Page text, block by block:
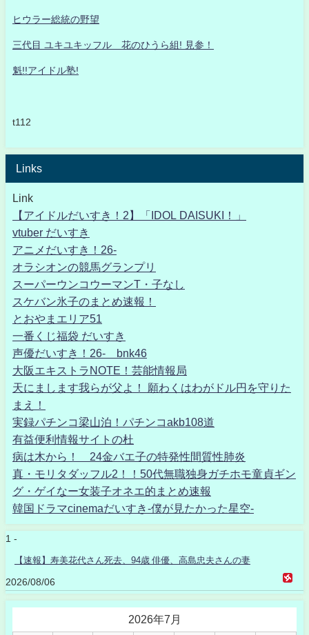
ヒウラー総統の野望
三代目 ユキユキッフル 花のひうら組! 見参！
魁!!アイドル塾!
t112
Links
Link
【アイドルだいすき！2】「IDOL DAISUKI！」
vtuber だいすき
アニメだいすき！26-
オラシオンの競馬グランプリ
スーパーウンコウーマンT・子なし
スケバン氷子のまとめ速報！
とおやまエリア51
一番くじ福袋 だいすき
声優だいすき！26- bnk46
大阪エキストラNOTE！芸能情報局
天にまします我らが父よ！ 願わくはわがドル円を守りた
まえ！
実録パチンコ梁山泊！パチンコakb108道
有益便利情報サイトの杜
病は木から！ 24金バエ子の特発性間質性肺炎
真・モリタダッフル2！！50代無職独身ガチホモ童貞ギン
グ・ゲイなー女装子オネエ的まとめ速報
韓国ドラマcinemaだいすき-僕が見たかった星空-
1 -
【速報】寿美花代さん死去、94歳 俳優、高島忠夫さんの妻
2026/08/06
2026年7月